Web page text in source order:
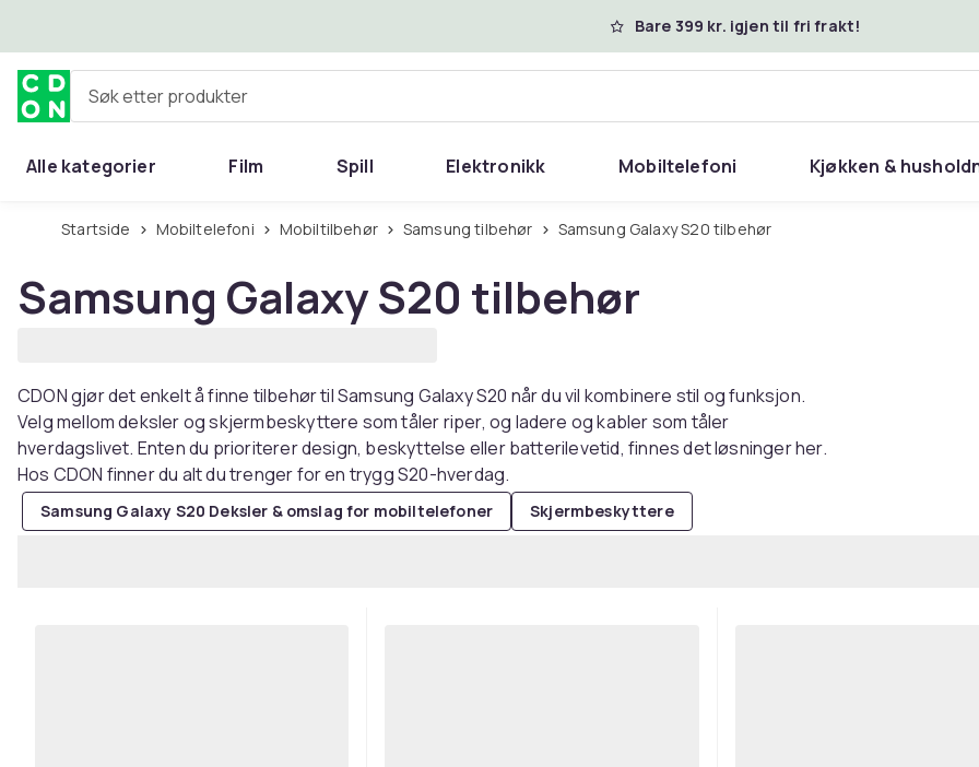
Bare 399 kr. igjen til fri frakt!
Søk etter produkter
Alle kategorier Film Spill Elektronikk Mobiltelefoni Kjøkken &
Startside Mobiltelefoni Mobiltilbehør Samsung tilbehør Samsung Galaxy S20 tilbehør
Samsung Galaxy S20 tilbehør
CDON gjør det enkelt å finne tilbehør til Samsung Galaxy S20 når du vil kombinere stil og funksjon.
Velg mellom deksler og skjermbeskyttere som tåler riper, og ladere og kabler som tåler
hverdagslivet. Enten du prioriterer design, beskyttelse eller batterilevetid, finnes det løsninger her.
Hos CDON finner du alt du trenger for en trygg S20-hverdag.
Samsung Galaxy S20 Deksler & omslag for mobiltelefoner Skjermbeskyttere